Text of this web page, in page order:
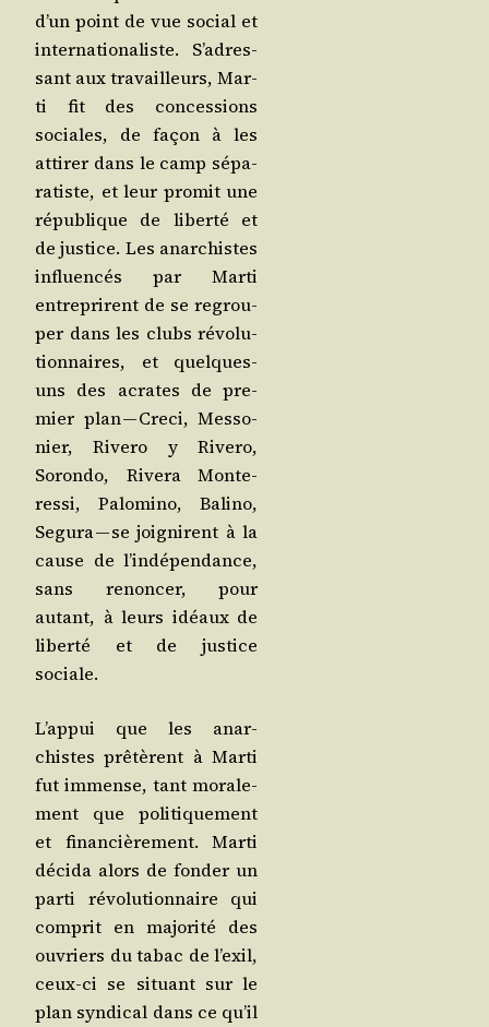
d’un point de vue social et
inter­na­tio­na­liste. S’a­dres­
sant aux tra­vailleurs, Mar­
ti fit des conces­sions
sociales, de façon à les
atti­rer dans le camp sépa­
ra­tiste, et leur pro­mit une
répu­blique de liber­té et
de jus­tice. Les anar­chistes
influen­cés par Mar­ti
entre­prirent de se regrou­
per dans les clubs révo­lu­
tion­naires, et quelques-
uns des acrates de pre­
mier plan — Cre­ci, Mes­so­
nier, Rive­ro y Rive­ro,
Soron­do, Rive­ra Mon­te­
res­si, Palo­mi­no, Bali­no,
Segu­ra — se joi­gnirent à la
cause de l’in­dé­pen­dance,
sans renon­cer, pour
autant, à leurs idéaux de
liber­té et de jus­tice
sociale.
L’ap­pui que les anar­
chistes prê­tèrent à Mar­ti
fut immense, tant mora­le­
ment que poli­ti­que­ment
et finan­ciè­re­ment. Mar­ti
déci­da alors de fon­der un
par­ti révo­lu­tion­naire qui
com­prit en majo­ri­té des
ouvriers du tabac de l’exil,
ceux-ci se situant sur le
plan syn­di­cal dans ce qu’il